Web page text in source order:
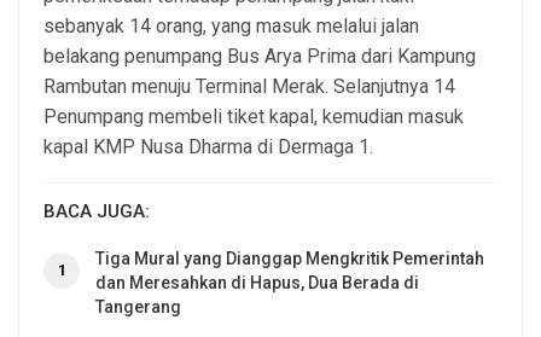
sebanyak 14 orang, yang masuk melalui jalan
belakang penumpang Bus Arya Prima dari Kampung
Rambutan menuju Terminal Merak. Selanjutnya 14
Penumpang membeli tiket kapal, kemudian masuk
kapal KMP Nusa Dharma di Dermaga 1.
BACA JUGA:
1
Tiga Mural yang Dianggap Mengkritik Pemerintah
dan Meresahkan di Hapus, Dua Berada di
Tangerang